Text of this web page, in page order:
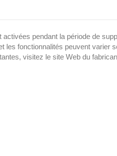
pendant la période de
les fonctionnalités peuvent varier
visitez le site Web du